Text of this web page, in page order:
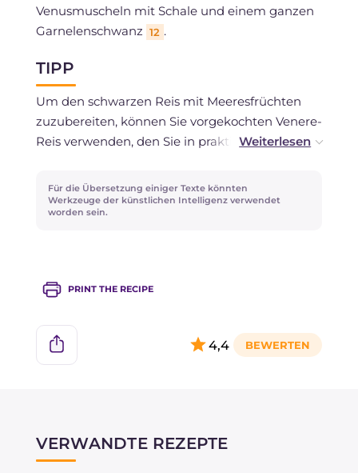
Venusmuscheln mit Schale und einem ganzen
Garnelenschwanz 12 .
TIPP
Um den schwarzen Reis mit Meeresfrüchten
zuzubereiten, können Sie vorgekochten Venere-
Reis verwenden, den Sie in praktischen Beuteln
Trick wird die Zubereitungszeit des Rezepts
erheblich verkürzen und Ihnen mindestens 40
Für die Übersetzung einiger Texte könnten
Werkzeuge der künstlichen Intelligenz verwendet
worden sein.
PRINT THE RECIPE
4,4
VERWANDTE REZEPTE